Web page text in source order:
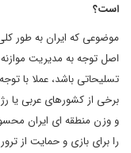
است؟
موضوعی که ایران به طور
اصل توجه به مدیریت
تسلیحاتی باشد، عملا با
برخی از کشورهای عربی یا
و وزن منطقه ای ایران
را برای بازی و حمایت از